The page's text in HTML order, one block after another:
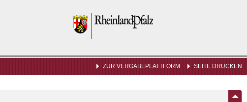
Rheinland-
Pfalz
ZUR VERGABEPLATTFORM SEITE DRUCKEN